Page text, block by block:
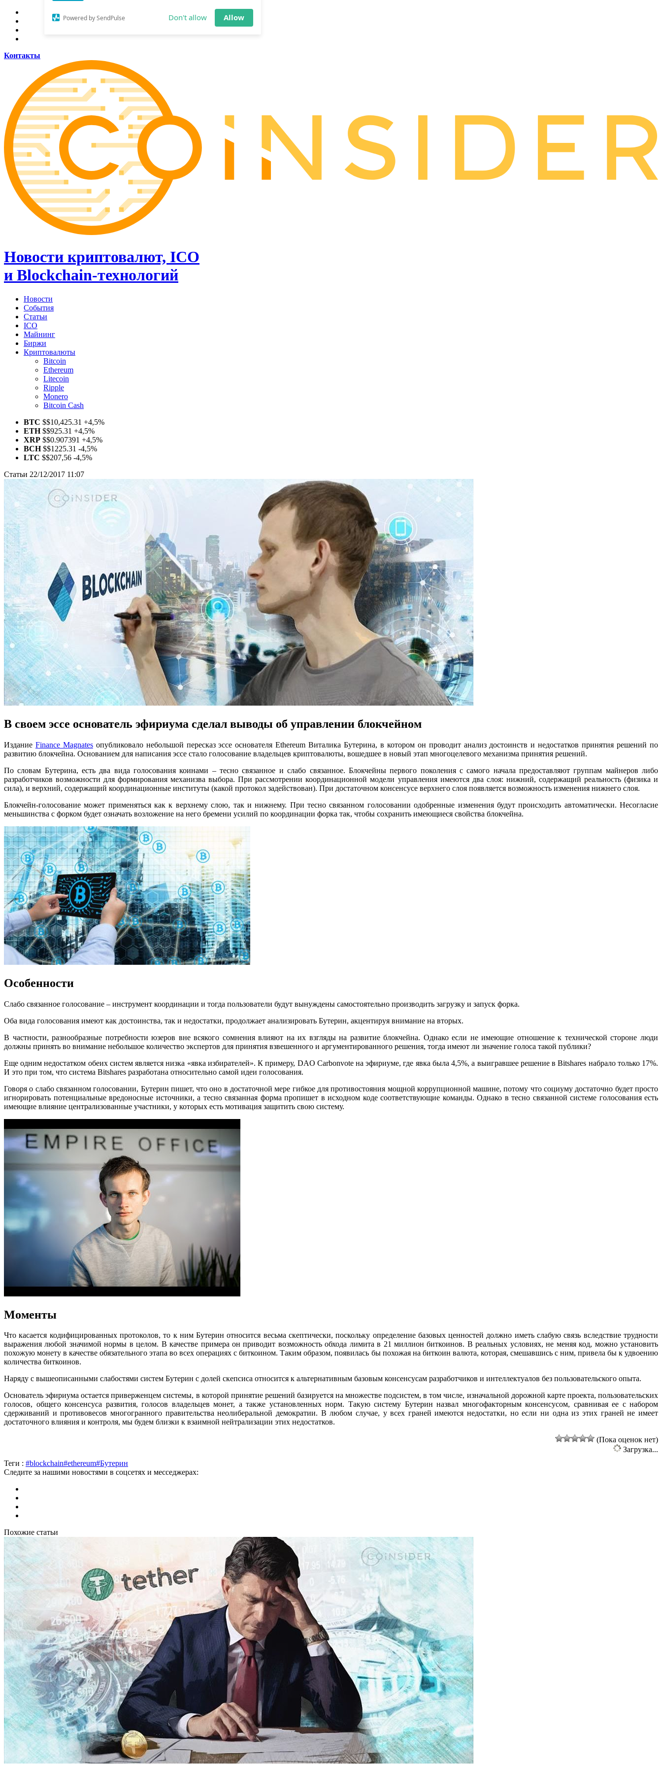
Allow coinsider.com to send web push
notifications to your desktop.
×
Контакты
Новости криптовалют, ICO
и Blockchain-технологий
Новости
События
Статьи
ICO
Майнинг
Биржи
Криптовалюты
Bitcoin
Ethereum
Litecoin
Ripple
Monero
Bitcoin Cash
BTC $$10,425.31 +4,5%
ETH$$925.31 +4,5%
XRP $$0.907391 +4,5%
BCH$$1225.31 -4,5%
LTC $$207,56 -4,5%
Статьи 22/12/2017 11:07
В своем эссе основатель эфириума сделал выводы об управлении блокчейном
Издание Finance Magnatesопубликовало небольшой пересказ эссе основателя Ethereum Виталика Бутерина, в котором он проводит анализ достоинств и недостатков принятия решений по
развитию блокчейна. Основанием для написания эссе стало голосование владельцев криптовалюты, вошедшее в новый этап многоцелевого механизма принятия решений.
По словам Бутерина, есть два вида голосования коинами – тесно связанное и слабо связанное. Блокчейны первого поколения с самого начала предоставляют группам майнеров либо
разработчиков возможности для формирования механизва выбора. При рассмотрении координационной модели управления имеются два слоя: нижний, содержащий реальность (физика и
сила), и верхний, содержащий координационные институты (какой протокол задействован). При достаточном консенсусе верхнего слоя появляется возможность изменения нижнего слоя.
Блокчейн-голосование может применяться как к верхнему слою, так и нижнему. При тесно связанном голосовании одобренные изменения будут происходить автоматически. Несогласие
меньшинства с форком будет означать возложение на него бремени усилий по координации форка так, чтобы сохранить имеющиеся свойства блокчейна.
Особенности
Слабо связанное голосование – инструмент координации и тогда пользователи будут вынуждены самостоятельно производить загрузку и запуск форка.
Оба вида голосования имеют как достоинства, так и недостатки, продолжает анализировать Бутерин, акцентируя внимание на вторых.
В частности, разнообразные потребности юзеров вне всякого сомнения влияют на их взгляды на развитие блокчейна. Однако если не имеющие отношение к технической стороне люди
должны принять во внимание небольшое количество экспертов для принятия взвешенного и аргументированного решения, тогда имеют ли значение голоса такой публики?
Еще одним недостатком обеих систем является низка «явка избирателей». К примеру, DAO Carbonvote на эфириуме, где явка была 4,5%, а выигравшее решение в Bitshares набрало только 17%.
И это при том, что система Bitshares разработана относительно самой идеи голосования.
Говоря о слабо связанном голосовании, Бутерин пишет, что оно в достаточной мере гибкое для противостояния мощной коррупционной машине, потому что социуму достаточно будет просто
игнорировать потенциальные вредоносные источники, а тесно связанная форма пропишет в исходном коде соответствующие команды. Однако в тесно связанной системе голосования есть
имеющие влияние централизованные участники, у которых есть мотивация защитить свою систему.
Моменты
Что касается кодифицированных протоколов, то к ним Бутерин относится весьма скептически, поскольку определение базовых ценностей должно иметь слабую связь вследствие трудности
выражения любой значимой нормы в целом. В качестве примера он приводит возможность обхода лимита в 21 миллион биткоинов. В реальных условиях, не меняя код, можно установить
похожую монету в качестве обязательного этапа во всех операциях с биткоином. Таким образом, появилась бы похожая на биткоин валюта, которая, смешавшись с ним, привела бы к удвоению
количества биткоинов.
Наряду с вышеописанными слабостями систем Бутерин с долей скепсиса относится к альтернативным базовым консенсусам разработчиков и интеллектуалов без пользовательского опыта.
Основатель эфириума остается приверженцем системы, в которой принятие решений базируется на множестве подсистем, в том числе, изначальной дорожной карте проекта, пользовательских
голосов, общего консенсуса развития, голосов владельцев монет, а также установленных норм. Такую систему Бутерин назвал многофакторным консенсусом, сравнивая ее с набором
сдерживаний и противовесов многогранного правительства неолиберальной демократии. В любом случае, у всех граней имеются недостатки, но если ни одна из этих граней не имеет
достаточного влияния и контроля, мы будем близки к взаимной нейтрализации этих недостатков.
(Пока оценок нет)
Загрузка...
Теги : #blockchain#ethereum#Бутерин
Следите за нашими новостями в соцсетях и месседжерах:
Похожие статьи